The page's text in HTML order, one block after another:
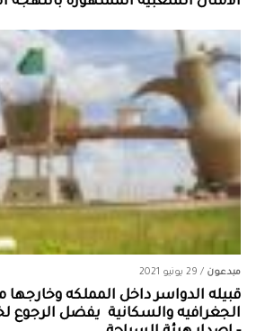
مبدعون / 29 يونيو 2021
قبيله الدواسر داخل المملكه وخارجها
الجغرافيه والسكانية ‏ يفضل الرجوع